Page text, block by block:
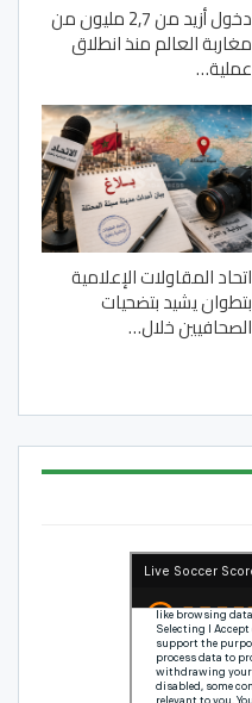
دخول أزيد من 2,7 مليون من
مغاربة العالم منذ انطلاق
عملية…
اتحاد المقاولات الإعلامية
بتطوان يشيد بتضحيات
الصحافيين خلال…